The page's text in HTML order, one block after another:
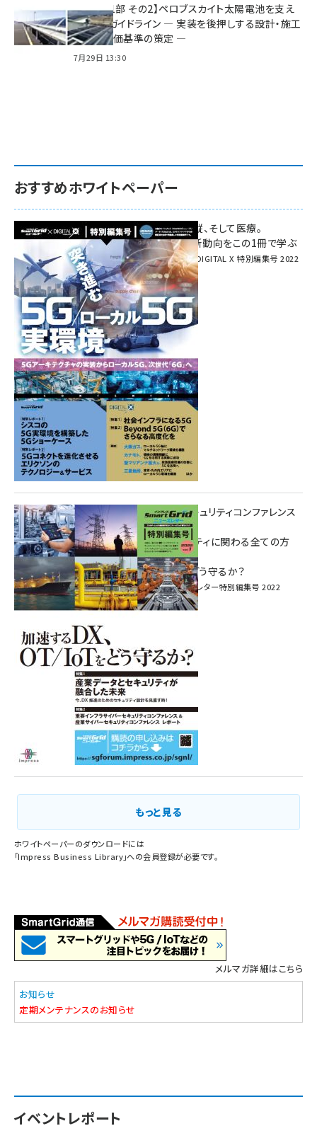
特集【第1部 その2】ペロブスカイト太陽電池を支え
る2つのガイドライン ― 実装を後押しする設計・施工
方針と評価基準の策定 ―
7月29日 13:30
おすすめホワイトペーパー
環境対策、建機の遠隔操縦、そして医療。
次世代通信規格「5G」最新動向をこの1冊で学ぶ
SmartGrid ニューズレター × DIGITAL X 特別編集号 2022
Summer
重要インフラサイバーセキュリティコンファレンス
特別電子版！
― 産業サイバーセキュリティに関わる全ての方
へ！ ―
加速するDX、OT/IoTをどう守るか？
インプレス SmartGridニューズレター特別編集号 2022
Vol.1
もっと見る
ホワイトペーパーのダウンロードには
「Impress Business Library」への会員登録が必要です。
メルマガ詳細はこちら
お知らせ
定期メンテナンスのお知らせ
イベントレポート